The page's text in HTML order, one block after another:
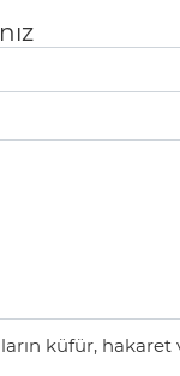
küfür, hakaret